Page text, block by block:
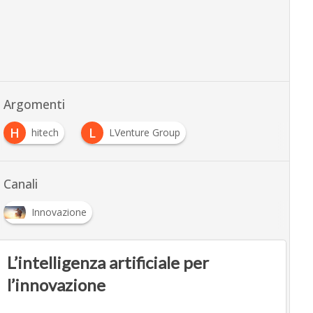
Argomenti
H
hitech L LVenture Group
Canali
Innovazione
L’intelligenza artificiale per
l’innovazione